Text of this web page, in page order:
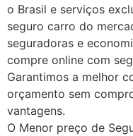
o Brasil e serviços
seguro carro do
seguradoras e
compre online com
Garantimos a melhor
orçamento sem
vantagens.
O Menor preço de